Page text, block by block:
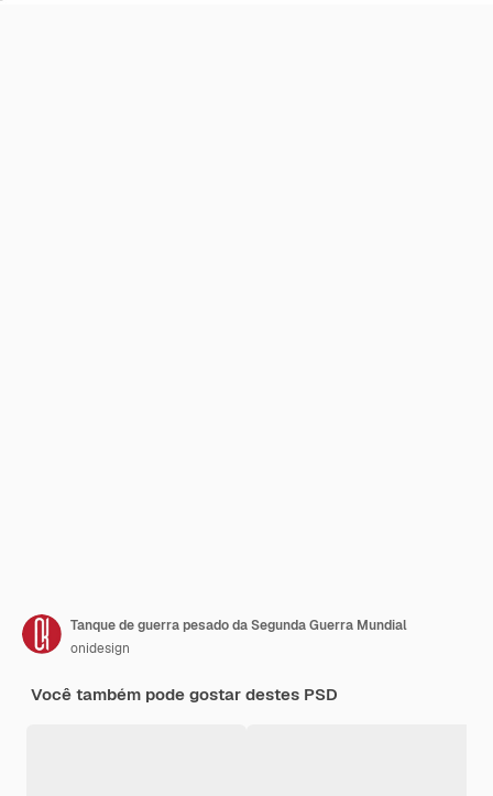
Tanque de guerra pesado da Segunda Guerra Mundial
onidesign
Você também pode gostar destes PSD